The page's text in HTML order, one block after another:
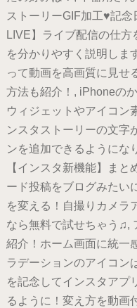
ストーリーGIF加工♥記念
LIVE】ライブ配信の仕
を分かりやすく説明しま
って動画を高画質に見せ
方法も紹介！, iPhoneの
ウィジェットやアイコン
ンスタストーリーの文字
ンを追加できるようにな
【インスタ新機能】ま
ード投稿をブログみたい
を変える！自撮りカメ
なら無料で試せちゃう♫,
紹介！ホーム画面に統一
ラデーションのアイコン
を記念してインスタアプ
るように！変え方を動画